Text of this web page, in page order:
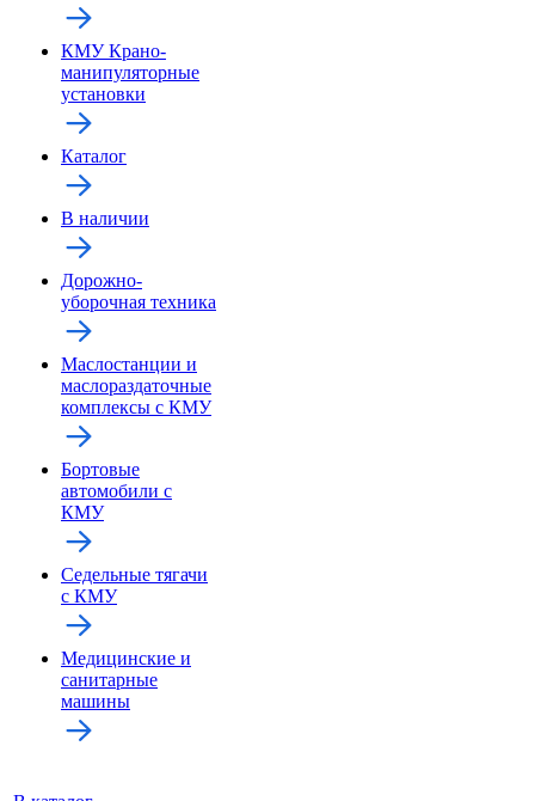
КМУ Крано-
манипуляторные
установки
Каталог
В наличии
Дорожно-
уборочная техника
Маслостанции и
маслораздаточные
комплексы с КМУ
Бортовые
автомобили с
КМУ
Седельные тягачи
с КМУ
Медицинские и
санитарные
машины